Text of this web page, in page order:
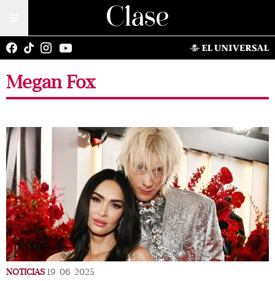
Megan Fox
NOTICIAS 19/06/2025